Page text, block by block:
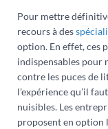
Pour mettre
recours à des
option. En effet, ces
indispensables pour
contre les puces de
l’expérience qu’il
nuisibles. Les
proposent en option